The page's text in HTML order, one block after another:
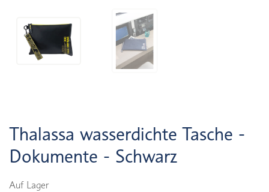
Thalassa wasserdichte Tasche -
Dokumente - Schwarz
Auf Lager